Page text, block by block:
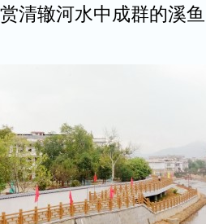
清辙河水中成群的溪